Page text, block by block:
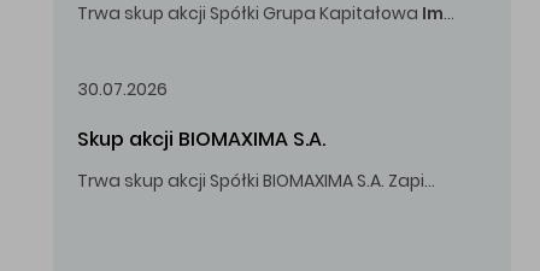
Trwa skup akcji Spółki Grupa Kapitałowa Immobile
30.07.2026
Skup akcji BIOMAXIMA S.A.
Trwa skup akcji Spółki BIOMAXIMA S.A. Zapisy do 4 sierpnia 2026 r. do godz. 16.00.